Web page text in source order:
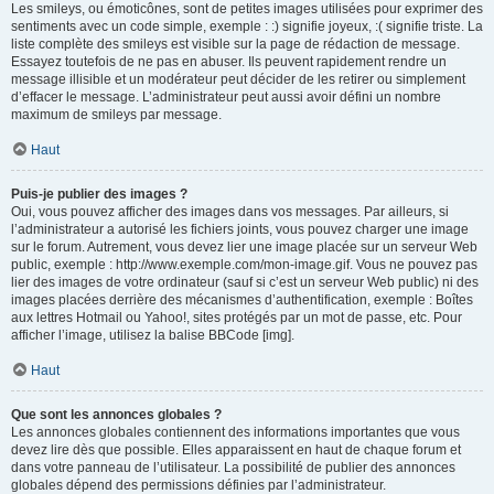
Les smileys, ou émoticônes, sont de petites images utilisées pour exprimer des
sentiments avec un code simple, exemple : :) signifie joyeux, :( signifie triste. La
liste complète des smileys est visible sur la page de rédaction de message.
Essayez toutefois de ne pas en abuser. Ils peuvent rapidement rendre un
message illisible et un modérateur peut décider de les retirer ou simplement
d’effacer le message. L’administrateur peut aussi avoir défini un nombre
maximum de smileys par message.
Haut
Puis-je publier des images ?
Oui, vous pouvez afficher des images dans vos messages. Par ailleurs, si
l’administrateur a autorisé les fichiers joints, vous pouvez charger une image
sur le forum. Autrement, vous devez lier une image placée sur un serveur Web
public, exemple : http://www.exemple.com/mon-image.gif. Vous ne pouvez pas
lier des images de votre ordinateur (sauf si c’est un serveur Web public) ni des
images placées derrière des mécanismes d’authentification, exemple : Boîtes
aux lettres Hotmail ou Yahoo!, sites protégés par un mot de passe, etc. Pour
afficher l’image, utilisez la balise BBCode [img].
Haut
Que sont les annonces globales ?
Les annonces globales contiennent des informations importantes que vous
devez lire dès que possible. Elles apparaissent en haut de chaque forum et
dans votre panneau de l’utilisateur. La possibilité de publier des annonces
globales dépend des permissions définies par l’administrateur.